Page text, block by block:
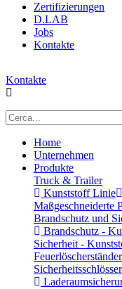
Zertifizierungen
D.LAB
Jobs
Kontakte
Kontakte
Home
Unternehmen
Produkte
Truck & Trailer
Kunststoff Linie
Maßgeschneiderte
Brandschutz und
Brandschutz -
Sicherheit -
Feuerlöscherständer
Sicherheitsschlösser